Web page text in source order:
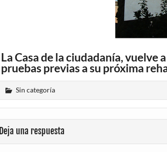
La Casa de la ciudadanía, vuelve
pruebas previas a su próxima
Sin categoría
Deja una respuesta